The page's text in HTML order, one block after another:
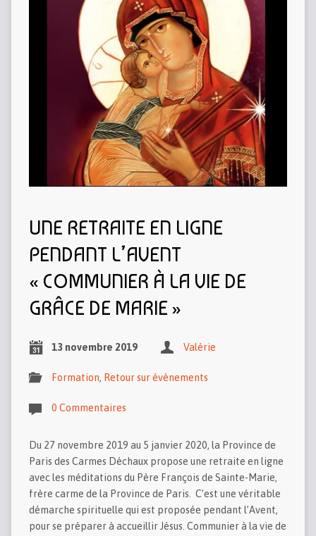
UNE RETRAITE EN LIGNE
PENDANT L’AVENT
« COMMUNIER À LA VIE DE
GRÂCE DE MARIE »
13 novembre 2019 Valérie
Formation, Retour sur évènements
0 Commentaires
Du 27 novembre 2019 au 5 janvier 2020, la Province de
Paris des Carmes Déchaux propose une retraite en ligne
avec les méditations du Père François de Sainte-Marie,
frère carme de la Province de Paris. C’est une véritable
démarche spirituelle qui est proposée pendant l’Avent,
pour se préparer à accueillir Jésus. Communier à la vie de